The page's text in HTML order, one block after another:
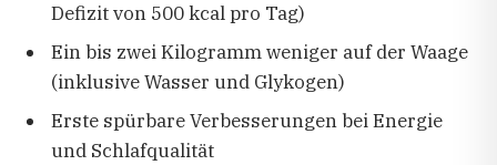
Defizit von 500 kcal pro Tag)
Ein bis zwei Kilogramm weniger auf der Waage
(inklusive Wasser und Glykogen)
Erste spürbare Verbesserungen bei Energie
und Schlafqualität